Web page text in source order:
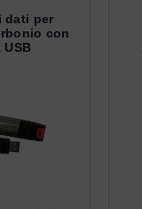
dati per
con